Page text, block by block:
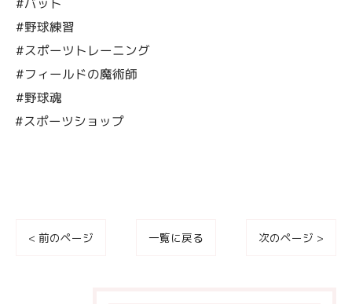
#野球練習
#スポーツトレーニング
#フィールドの魔術師
#野球魂
#スポーツショップ
< 前のページ 一覧に戻る 次のページ >